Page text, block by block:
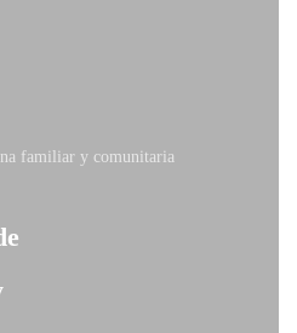
familiar y comunitaria